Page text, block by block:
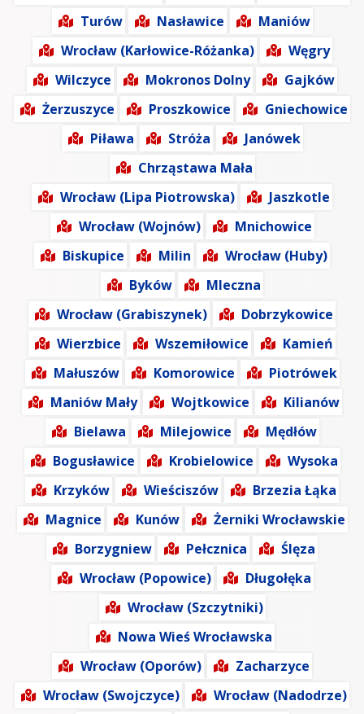
Turów
Nasławice
Maniów
Wrocław (Karłowice-Różanka)
Węgry
Wilczyce
Mokronos Dolny
Gajków
Żerzuszyce
Proszkowice
Gniechowice
Piława
Stróża
Janówek
Chrząstawa Mała
Wrocław (Lipa Piotrowska)
Jaszkotle
Wrocław (Wojnów)
Mnichowice
Biskupice
Milin
Wrocław (Huby)
Byków
Mleczna
Wrocław (Grabiszynek)
Dobrzykowice
Wierzbice
Wszemiłowice
Kamień
Małuszów
Komorowice
Piotrówek
Maniów Mały
Wojtkowice
Kilianów
Bielawa
Milejowice
Mędłów
Bogusławice
Krobielowice
Wysoka
Krzyków
Wieściszów
Brzezia Łąka
Magnice
Kunów
Żerniki Wrocławskie
Borzygniew
Pełcznica
Ślęza
Wrocław (Popowice)
Długołęka
Wrocław (Szczytniki)
Nowa Wieś Wrocławska
Wrocław (Oporów)
Zacharzyce
Wrocław (Swojczyce)
Wrocław (Nadodrze)